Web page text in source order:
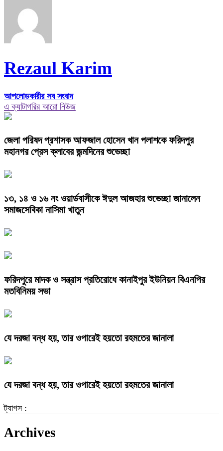
Rezaul Karim
আপলোডকারীর সব সংবাদ
এ ক্যাটাগরির আরো নিউজ
জেলা পরিষদ প্রশাসক আফজাল হোসেন খান পলাশকে ফরিদপুর
মহানগর প্রেস ক্লাবের জন্মদিনের শুভেচ্ছা
১৩, ১৪ ও ১৬ নং ওয়ার্ডবাসীকে ঈদুল আজহার শুভেচ্ছা জানালেন
সমাজসেবিকা নাসিমা খাতুন
ফরিদপুরে মাদক ও সন্ত্রাস প্রতিরোধে কানাইপুর ইউনিয়ন বিএনপির
মতবিনিময় সভা
যে দরজা বন্ধ হয়, তার ওপারেই হয়তো রহমতের জানালা
যে দরজা বন্ধ হয়, তার ওপারেই হয়তো রহমতের জানালা
ট্যাগস :
Archives